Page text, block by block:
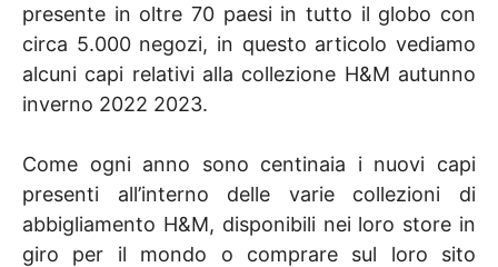
presente in oltre 70 paesi in tutto il globo con
circa 5.000 negozi, in questo articolo vediamo
alcuni capi relativi alla collezione H&M autunno
inverno 2022 2023.
Come ogni anno sono centinaia i nuovi capi
presenti all’interno delle varie collezioni di
abbigliamento H&M, disponibili nei loro store in
giro per il mondo o comprare sul loro sito